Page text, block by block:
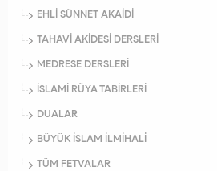
EHLİ SÜNNET AKAİDİ
TAHAVİ AKİDESİ DERSLERİ
MEDRESE DERSLERİ
İSLAMİ RÜYA TABİRLERİ
DUALAR
BÜYÜK İSLAM İLMİHALİ
TÜM FETVALAR